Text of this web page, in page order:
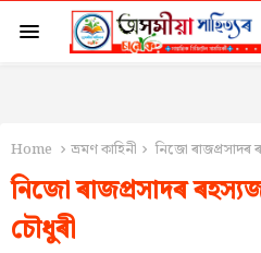
Home ভ্ৰমণ কাহিনী নিজো ৰাজপ্ৰসাদৰ
নিজো ৰাজপ্ৰসাদৰ
চৌধুৰী